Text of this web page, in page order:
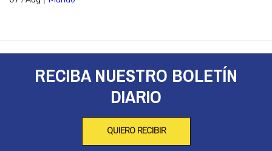
RECIBA NUESTRO BOLETÍN
DIARIO
QUIERO RECIBIR